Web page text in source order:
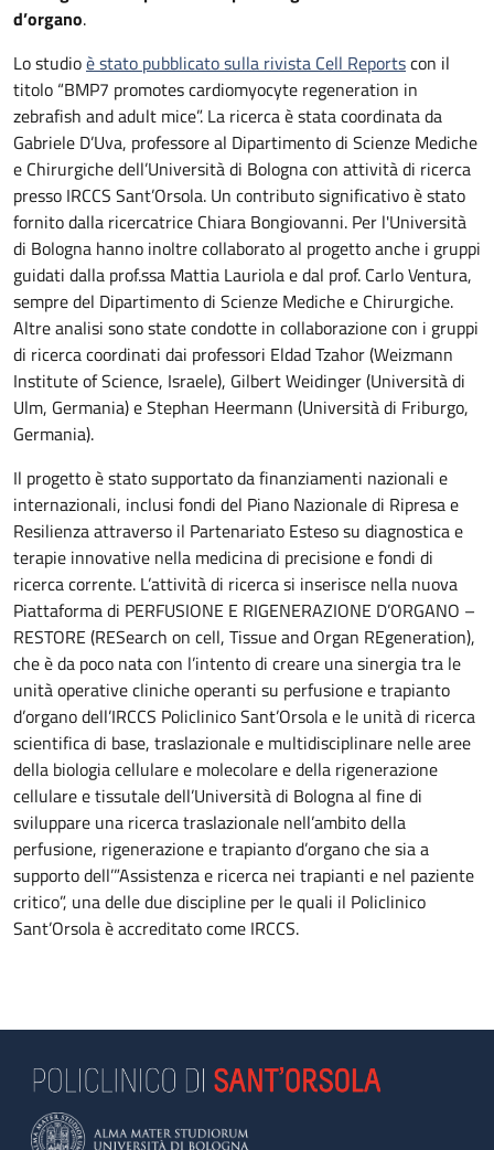
d’organo.
Lo studioè stato pubblicato sulla rivista Cell Reportscon il
titolo “BMP7 promotes cardiomyocyte regeneration in
zebrafish and adult mice”. La ricerca è stata coordinata da
Gabriele D’Uva, professore al Dipartimento di Scienze Mediche
e Chirurgiche dell’Università di Bologna con attività di ricerca
presso IRCCS Sant’Orsola. Un contributo significativo è stato
fornito dalla ricercatrice Chiara Bongiovanni. Per l'Università
di Bologna hanno inoltre collaborato al progetto anche i gruppi
guidati dalla prof.ssa Mattia Lauriola e dal prof. Carlo Ventura,
sempre del Dipartimento di Scienze Mediche e Chirurgiche.
Altre analisi sono state condotte in collaborazione con i gruppi
di ricerca coordinati dai professori Eldad Tzahor (Weizmann
Institute of Science, Israele), Gilbert Weidinger (Università di
Ulm, Germania) e Stephan Heermann (Università di Friburgo,
Germania).
Il progetto è stato supportato da finanziamenti nazionali e
internazionali, inclusi fondi del Piano Nazionale di Ripresa e
Resilienza attraverso il Partenariato Esteso su diagnostica e
terapie innovative nella medicina di precisione e fondi di
ricerca corrente. L’attività di ricerca si inserisce nella nuova
Piattaforma di PERFUSIONE E RIGENERAZIONE D’ORGANO –
RESTORE (RESearch on cell, Tissue and Organ REgeneration),
che è da poco nata con l’intento di creare una sinergia tra le
unità operative cliniche operanti su perfusione e trapianto
d’organo dell’IRCCS Policlinico Sant’Orsola e le unità di ricerca
scientifica di base, traslazionale e multidisciplinare nelle aree
della biologia cellulare e molecolare e della rigenerazione
cellulare e tissutale dell’Università di Bologna al fine di
sviluppare una ricerca traslazionale nell’ambito della
perfusione, rigenerazione e trapianto d’organo che sia a
supporto dell’”Assistenza e ricerca nei trapianti e nel paziente
critico”, una delle due discipline per le quali il Policlinico
Sant’Orsola è accreditato come IRCCS.